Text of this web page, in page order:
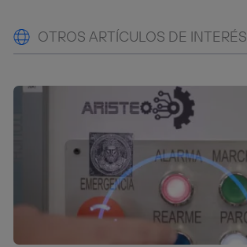
OTROS ARTÍCULOS DE INTERÉS